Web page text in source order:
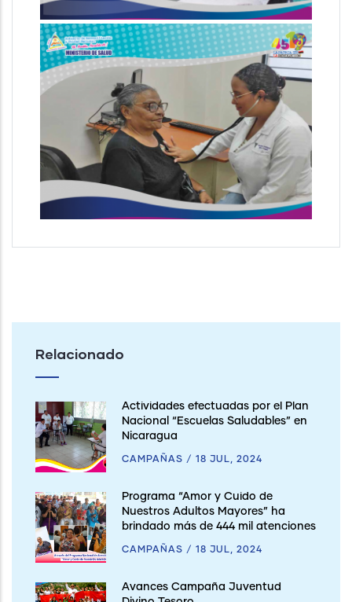
Relacionado
Actividades efectuadas por el Plan
Nacional “Escuelas Saludables” en
Nicaragua
CAMPAÑAS / 18 JUL, 2024
Programa “Amor y Cuido de
Nuestros Adultos Mayores” ha
brindado más de 444 mil atenciones
CAMPAÑAS / 18 JUL, 2024
Avances Campaña Juventud